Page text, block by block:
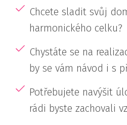
Chcete sladit svůj
harmonického celku?
Chystáte se na
by se vám návod i s
Potřebujete navýšit
rádi byste zachovali